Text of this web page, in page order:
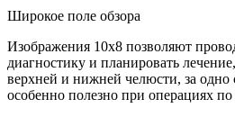
Широкое поле обзора
Изображения 10x8 позволяют
диагностику и планировать
верхней и нижней челюсти, за одно
особенно полезно при операциях